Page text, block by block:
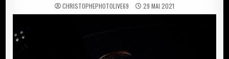
CHRISTOPHEPHOTOLIVE69 29 MAI 2021